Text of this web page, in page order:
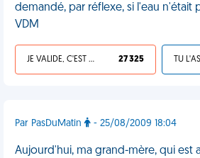
demandé, par réflexe, si l'eau n'était
VDM
JE VALIDE, C'EST UNE VDM 27 325
Par PasDuMatin - 25/08/2009 18:04
Aujourd'hui, ma grand-mère, qui est